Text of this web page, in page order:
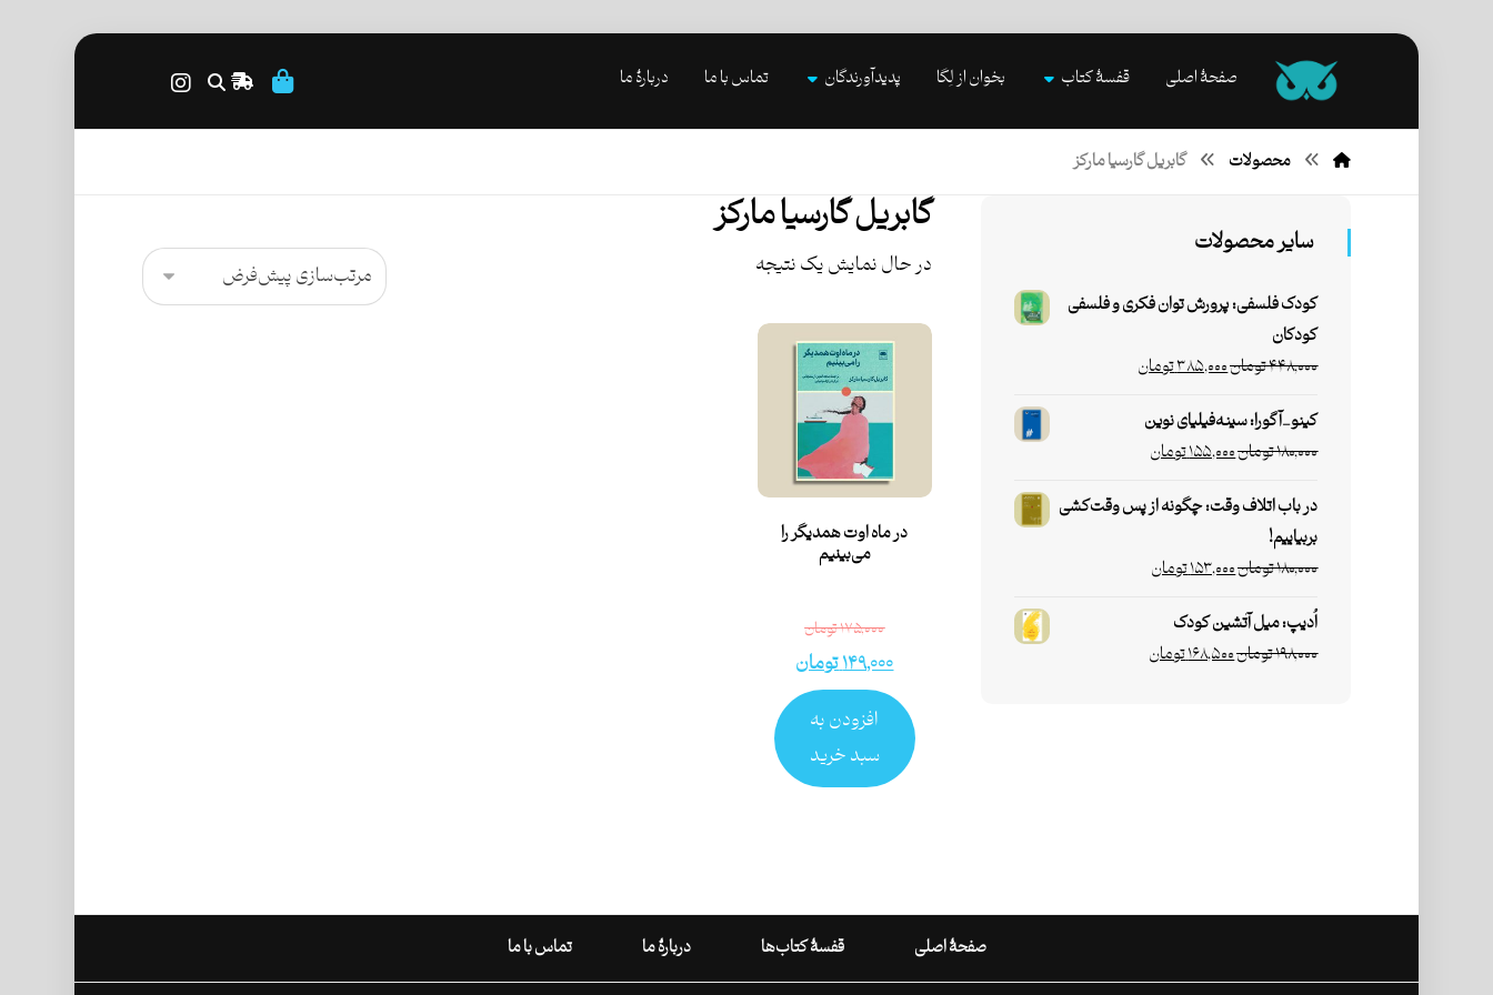
صفحۀ اصلی قفسۀ کتاب بخوان از لِگا پدیدآورندگان تماس با ما دربارۀ ما
محصولات گابریل گارسیا مارکز
گابریل گارسیا مارکز
در حال نمایش یک نتیجه
در ماه اوت همدیگر را
می‌‌بینیم
۱۷۵,۰۰۰تومان
۱۴۹,۰۰۰تومان
افزودن به
سبد خرید
سایر محصولات
کودک فلسفی: پرورش توان فکری و فلسفی
کودکان
۴۴۸,۰۰۰تومان۳۸۵,۰۰۰تومان
کینو_آگورا: سینه‌فیلیای نوین
۱۸۰,۰۰۰تومان۱۵۵,۰۰۰تومان
در باب اتلاف وقت: چگونه از پس وقت‌کشی
بربیاییم!
۱۸۰,۰۰۰تومان۱۵۳,۰۰۰تومان
اُدیپ: میل آتشین کودک
۱۹۸,۰۰۰تومان۱۶۸,۵۰۰تومان
صفحۀ اصلی قفسۀ کتاب‌ها دربارۀ ما تماس با ما